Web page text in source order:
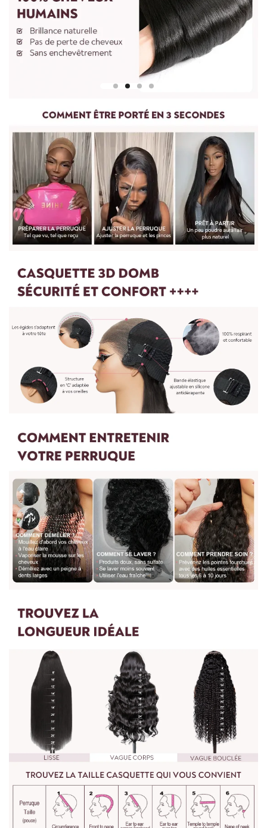
Pour mesurer la longueur d'une perruque droite, partez du
centre du bonnet de perruque ou de la tête et mesurez
jusqu'à la mèche de cheveux la plus longue en bas.
Pour les perruques bouclées et ondulées, vous devez lisser les
cheveux avant de les mesurer. Etirez doucement les cheveux
jusqu'à leur longueur maximale, puis mesurez du haut de la
perruque jusqu'à l'extrémité des cheveux.
Pour toute question, n'hésitez pas à nous contacter :